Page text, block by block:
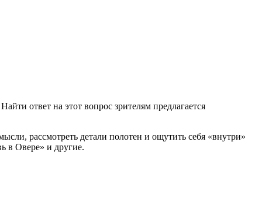
ответ на этот вопрос зрителям предлагается
рассмотреть детали полотен и ощутить себя «внутри»
в Овере» и другие.